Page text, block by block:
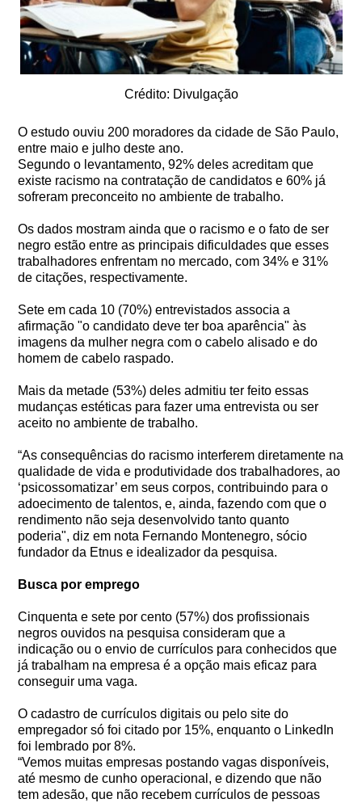
Crédito: Divulgação
O estudo ouviu 200 moradores da cidade de São Paulo,
entre maio e julho deste ano.
Segundo o levantamento, 92% deles acreditam que
existe racismo na contratação de candidatos e 60% já
sofreram preconceito no ambiente de trabalho.
Os dados mostram ainda que o racismo e o fato de ser
negro estão entre as principais dificuldades que esses
trabalhadores enfrentam no mercado, com 34% e 31%
de citações, respectivamente.
Sete em cada 10 (70%) entrevistados associa a
afirmação "o candidato deve ter boa aparência" às
imagens da mulher negra com o cabelo alisado e do
homem de cabelo raspado.
Mais da metade (53%) deles admitiu ter feito essas
mudanças estéticas para fazer uma entrevista ou ser
aceito no ambiente de trabalho.
“As consequências do racismo interferem diretamente na
qualidade de vida e produtividade dos trabalhadores, ao
‘psicossomatizar’ em seus corpos, contribuindo para o
adoecimento de talentos, e, ainda, fazendo com que o
rendimento não seja desenvolvido tanto quanto
poderia", diz em nota Fernando Montenegro, sócio
fundador da Etnus e idealizador da pesquisa.
Busca por emprego
Cinquenta e sete por cento (57%) dos profissionais
negros ouvidos na pesquisa consideram que a
indicação ou o envio de currículos para conhecidos que
já trabalham na empresa é a opção mais eficaz para
conseguir uma vaga.
O cadastro de currículos digitais ou pelo site do
empregador só foi citado por 15%, enquanto o LinkedIn
foi lembrado por 8%.
“Vemos muitas empresas postando vagas disponíveis,
até mesmo de cunho operacional, e dizendo que não
tem adesão, que não recebem currículos de pessoas